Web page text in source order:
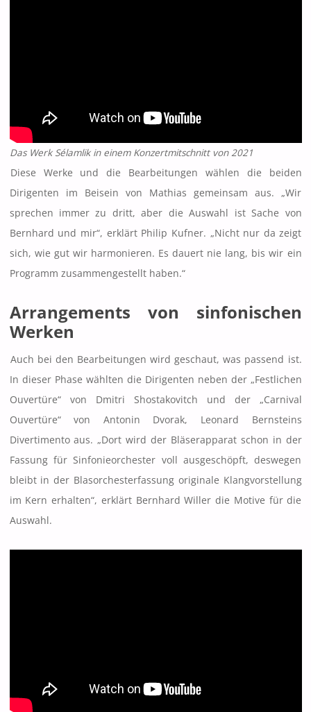
Das Werk Sélamlik in einem Konzertmitschnitt von 2021
Diese Werke und die Bearbeitungen wählen die beiden
Dirigenten im Beisein von Mathias gemeinsam aus. „Wir
sprechen immer zu dritt, aber die Auswahl ist Sache von
Bernhard und mir“, erklärt Philip Kufner. „Nicht nur da zeigt
sich, wie gut wir harmonieren. Es dauert nie lang, bis wir ein
Programm zusammengestellt haben.“
Arrangements von sinfonischen
Werken
Auch bei den Bearbeitungen wird geschaut, was passend ist.
In dieser Phase wählten die Dirigenten neben der „Festlichen
Ouvertüre“ von Dmitri Shostakovitch und der „Carnival
Ouvertüre“ von Antonin Dvorak, Leonard Bernsteins
Divertimento aus. „Dort wird der Bläserapparat schon in der
Fassung für Sinfonieorchester voll ausgeschöpft, deswegen
bleibt in der Blasorchesterfassung originale Klangvorstellung
im Kern erhalten“, erklärt Bernhard Willer die Motive für die
Auswahl.